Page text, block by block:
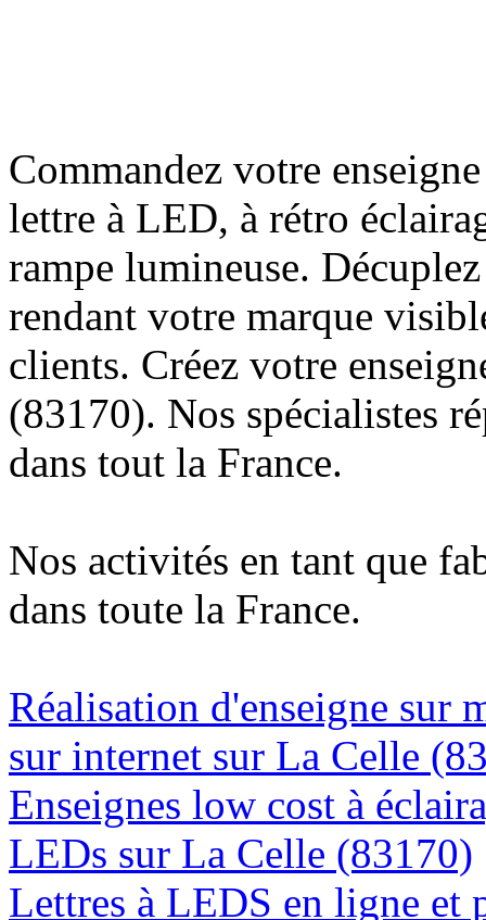
Commandez votre
lettre à LED, à rétro
rampe lumineuse.
rendant votre marque
clients. Créez votre
(83170). Nos spécialistes
dans tout la France.
Nos activités en tant que
dans toute la France.
Réalisation d'enseigne sur
sur internet sur La Celle
Enseignes low cost à
LEDs sur La Celle (83170)
Lettres à LEDS en ligne et